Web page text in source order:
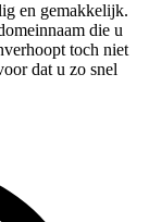
en gemakkelijk.
die u
toch niet
dat u zo snel